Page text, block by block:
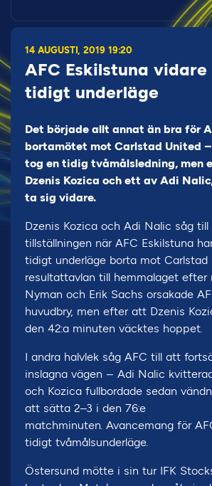
14 AUGUSTI, 2019 19:20
AFC Eskilstuna
tidigt underläge
Det började allt annat än bra för
bortamötet mot Carlstad United
tog en tidig tvåmålsledning, men
Dzenis Kozica och ett av Adi
ta sig vidare.
Dzenis Kozica och Adi Nalic såg
tillställningen när AFC Eskilstuna
tidigt underläge borta mot Carlstad
resultattavlan till hemmalaget efter
Nyman och Erik Sachs orsakade
huvudbry, men efter att Dzenis
den 42:a minuten väcktes hoppet.
I andra halvlek såg AFC till att
inslagna vägen – Adi Nalic
och Kozica fullbordade sedan
att sätta 2–3 i den 76:e
matchminuten. Avancemang för
tidigt tvåmålsunderläge.
Östersund mötte i sin tur IFK